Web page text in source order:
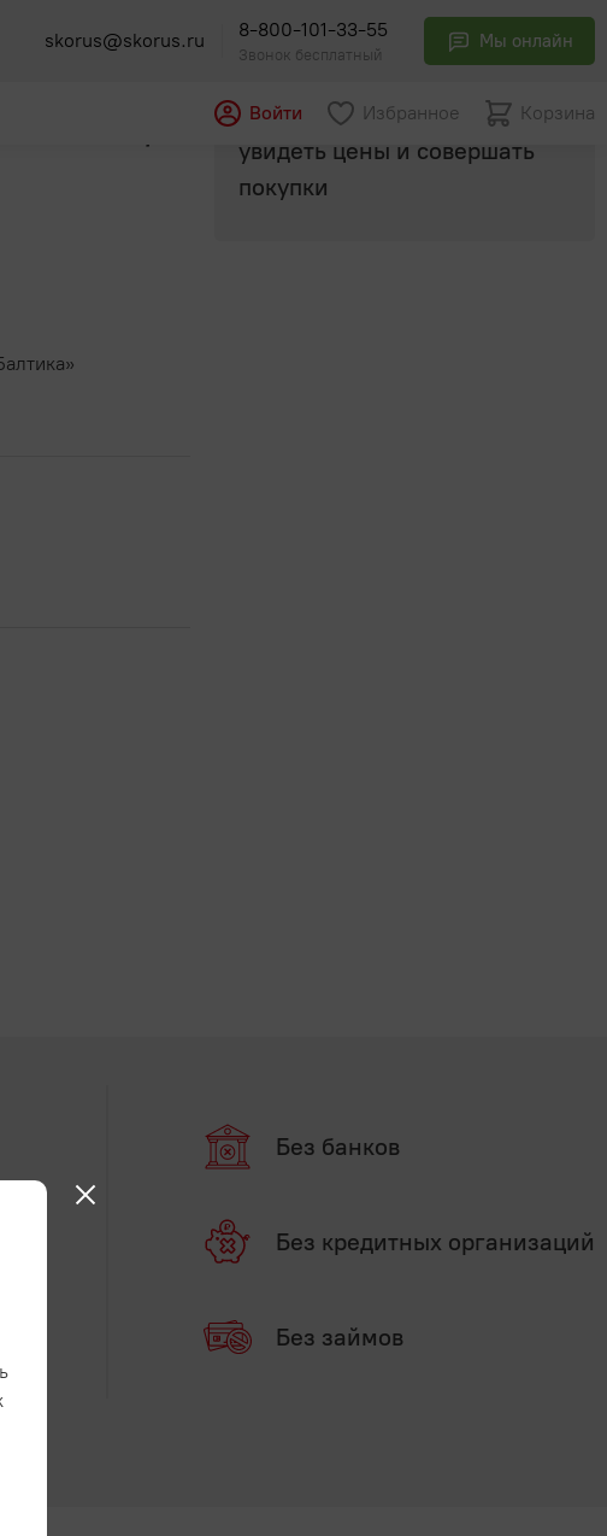
skorus@skorus.ru 8-800-101-33-55
Звонок бесплатный
Мы онлайн
Войти Избранное Корзина
банка 0,45
Авторизуйтесь, чтобы
увидеть цены и совершать
покупки
Без банков
Без кредитных организаций
Без займов